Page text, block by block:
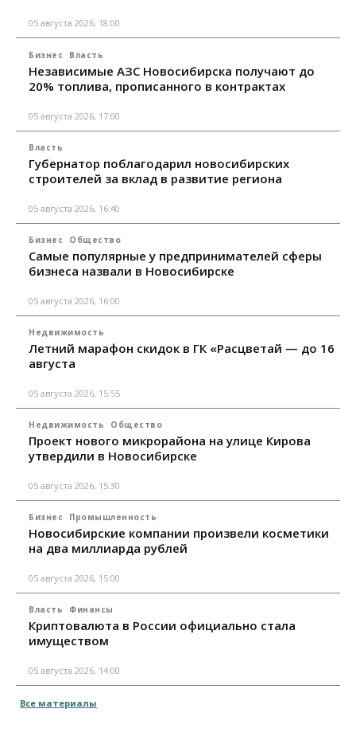
05 августа 2026, 18:00
Бизнес Власть
Независимые АЗС Новосибирска получают до
20% топлива, прописанного в контрактах
05 августа 2026, 17:00
Власть
Губернатор поблагодарил новосибирских
строителей за вклад в развитие региона
05 августа 2026, 16:40
Бизнес Общество
Самые популярные у предпринимателей сферы
бизнеса назвали в Новосибирске
05 августа 2026, 16:00
Недвижимость
Летний марафон скидок в ГК «Расцветай — до 16
августа
05 августа 2026, 15:55
Недвижимость Общество
Проект нового микрорайона на улице Кирова
утвердили в Новосибирске
05 августа 2026, 15:30
Бизнес Промышленность
Новосибирские компании произвели косметики
на два миллиарда рублей
05 августа 2026, 15:00
Власть Финансы
Криптовалюта в России официально стала
имуществом
05 августа 2026, 14:00
Все материалы